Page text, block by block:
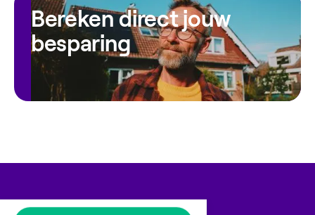
Bereken direct jouw
besparing